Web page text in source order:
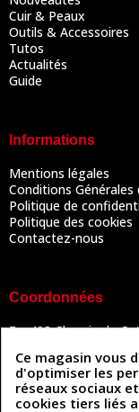
Cuir & Peaux
Outils & Accessoires
Tutos
Actualités
Guide
Informations
Mentions légales
Conditions Générales
Politique de
Politique des cookies
Contactez-nous
Coordonnées
493 Chemin de
Ce magasin vous
d'optimiser les
réseaux sociaux
cookies tiers liés